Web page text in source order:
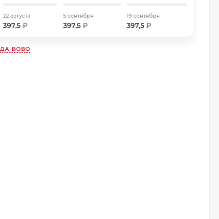
22 августа
397,5₽
5 сентября
397,5₽
19 сентября
397,5₽
BOBO